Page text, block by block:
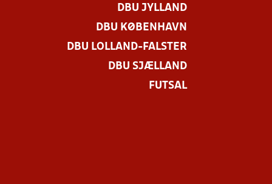
DBU JYLLAND
DBU KØBENHAVN
DBU LOLLAND-FALSTER
DBU SJÆLLAND
FUTSAL